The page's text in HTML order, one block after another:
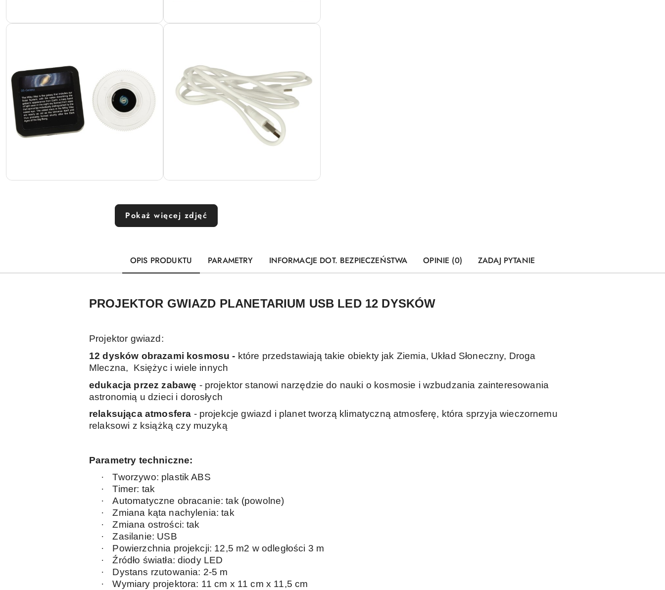
Pokaż więcej zdjęć
OPIS PRODUKTU PARAMETRY INFORMACJE DOT. BEZPIECZEŃSTWA OPINIE (0) ZADAJ PYTANIE
PROJEKTOR GWIAZD PLANETARIUM USB LED 12 DYSKÓW
Projektor gwiazd:
12 dysków obrazami kosmosu - które przedstawiają takie obiekty jak Ziemia, Układ Słoneczny, Droga
Mleczna,
Księżyc i wiele innych
edukacja przez zabawę - projektor stanowi narzędzie do nauki o kosmosie i wzbudzania zainteresowania
astronomią u dzieci i dorosłych
relaksująca atmosfera - projekcje gwiazd i planet tworzą klimatyczną atmosferę, która sprzyja wieczornemu
relaksowi z książką czy muzyką
Parametry techniczne:
·
Tworzywo: plastik ABS
·
Timer: tak
·
Automatyczne obracanie: tak (powolne)
·
Zmiana kąta nachylenia: tak
·
Zmiana ostrości: tak
·
Zasilanie: USB
·
Powierzchnia projekcji: 12,5 m2 w odległości 3 m
·
Źródło światła: diody LED
·
Dystans rzutowania: 2-5 m
·
Wymiary projektora: 11 cm x 11 cm x 11,5 cm